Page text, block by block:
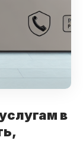
в